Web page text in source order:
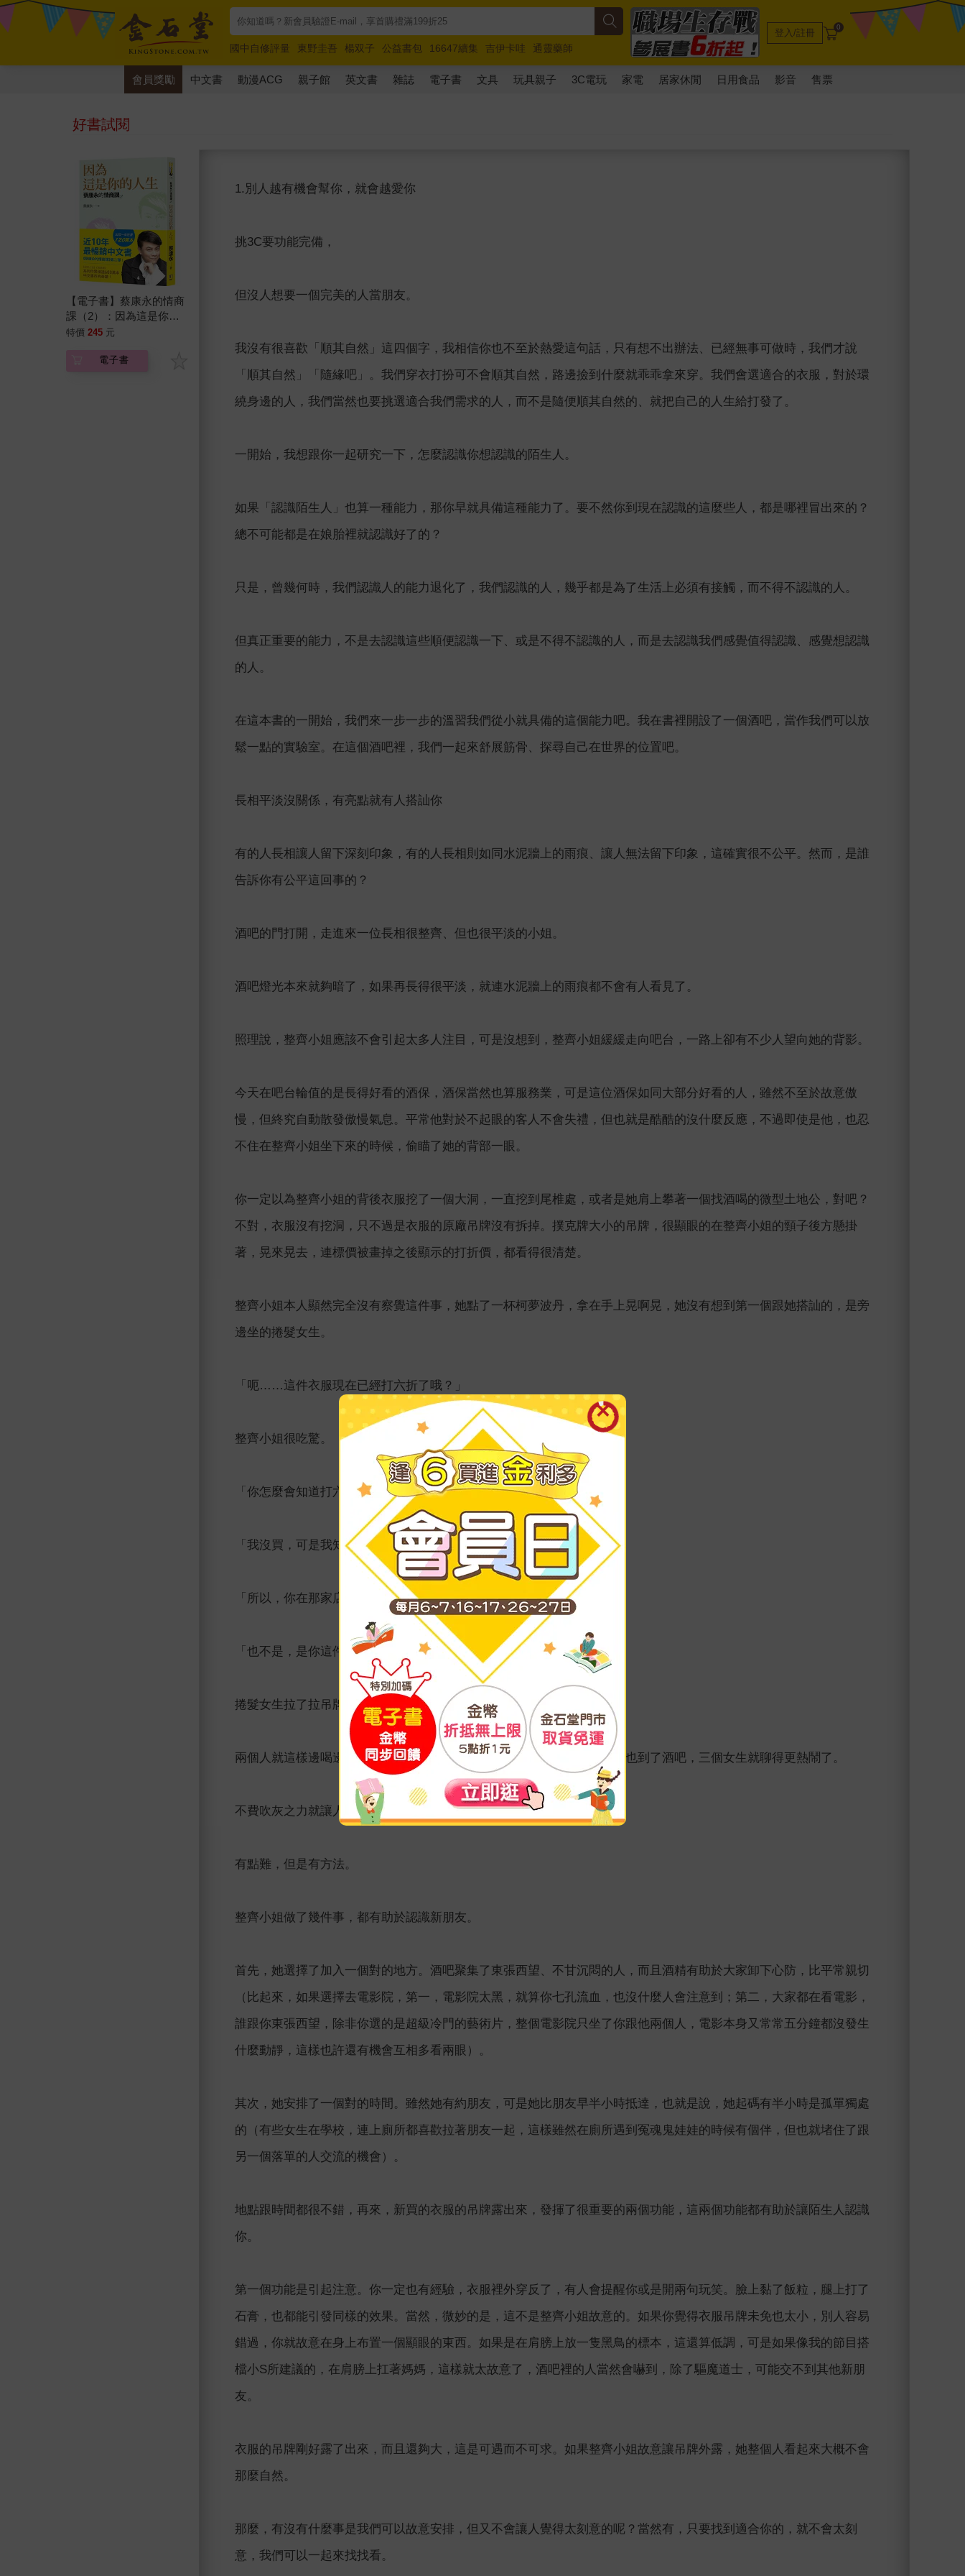
國中自修評量 東野圭吾 楊双子 公益書包 16647續集 吉伊卡哇
通靈藥師
唯紅花綻放
奧德賽 路邊攤新作 馬斯克 玩具總動員5 超慢跑
登入/註冊 0
會員獎勵 中文書 動漫ACG 親子館 英文書 雜誌 電子書 文具 玩具親子 3C電玩 家電 居家休閒 日用食品 影音 售票
好書試閱
【電子書】蔡康永的情商
課（2）：因為這是你的
人生
特價 245 元
電子書
1.別人越有機會幫你，就會越愛你
挑3C要功能完備，
但沒人想要一個完美的人當朋友。
我沒有很喜歡「順其自然」這四個字，我相信你也不至於熱愛這句話，只有想不出辦法、已經無事可做時，我們才說
「順其自然」「隨緣吧」。我們穿衣打扮可不會順其自然，路邊撿到什麼就乖乖拿來穿。我們會選適合的衣服，對於環
繞身邊的人，我們當然也要挑選適合我們需求的人，而不是隨便順其自然的、就把自己的人生給打發了。
一開始，我想跟你一起研究一下，怎麼認識你想認識的陌生人。
如果「認識陌生人」也算一種能力，那你早就具備這種能力了。要不然你到現在認識的這麼些人，都是哪裡冒出來的？
總不可能都是在娘胎裡就認識好了的？
只是，曾幾何時，我們認識人的能力退化了，我們認識的人，幾乎都是為了生活上必須有接觸，而不得不認識的人。
但真正重要的能力，不是去認識這些順便認識一下、或是不得不認識的人，而是去認識我們感覺值得認識、感覺想認識
的人。
在這本書的一開始，我們來一步一步的溫習我們從小就具備的這個能力吧。我在書裡開設了一個酒吧，當作我們可以放
鬆一點的實驗室。在這個酒吧裡，我們一起來舒展筋骨、探尋自己在世界的位置吧。
長相平淡沒關係，有亮點就有人搭訕你
有的人長相讓人留下深刻印象，有的人長相則如同水泥牆上的雨痕、讓人無法留下印象，這確實很不公平。然而，是誰
告訴你有公平這回事的？
酒吧的門打開，走進來一位長相很整齊、但也很平淡的小姐。
酒吧燈光本來就夠暗了，如果再長得很平淡，就連水泥牆上的雨痕都不會有人看見了。
照理說，整齊小姐應該不會引起太多人注目，可是沒想到，整齊小姐緩緩走向吧台，一路上卻有不少人望向她的背影。
今天在吧台輪值的是長得好看的酒保，酒保當然也算服務業，可是這位酒保如同大部分好看的人，雖然不至於故意傲
慢，但終究自動散發傲慢氣息。平常他對於不起眼的客人不會失禮，但也就是酷酷的沒什麼反應，不過即使是他，也忍
不住在整齊小姐坐下來的時候，偷瞄了她的背部一眼。
你一定以為整齊小姐的背後衣服挖了一個大洞，一直挖到尾椎處，或者是她肩上攀著一個找酒喝的微型土地公，對吧？
不對，衣服沒有挖洞，只不過是衣服的原廠吊牌沒有拆掉。撲克牌大小的吊牌，很顯眼的在整齊小姐的頸子後方懸掛
著，晃來晃去，連標價被畫掉之後顯示的打折價，都看得很清楚。
整齊小姐本人顯然完全沒有察覺這件事，她點了一杯柯夢波丹，拿在手上晃啊晃，她沒有想到第一個跟她搭訕的，是旁
邊坐的捲髮女生。
「呃……這件衣服現在已經打六折了哦？」
整齊小姐很吃驚。
「你怎麼會知道打六折？你也買了同一件嗎？」整齊小姐問。
「我沒買，可是我知道啊，原價兩千，六折之後一千二。」
「所以，你在那家店工作？」整齊小姐問。
「也不是，是你這件衣服的吊牌很大，上面的價錢看得一清二楚。」
捲髮女生拉了拉吊牌，整齊小姐才發現，兩個人同時哈哈大笑。
兩個人就這樣邊喝邊聊天，過了半個鐘頭，整齊小姐約好的另外一位朋友也到了酒吧，三個女生就聊得更熱鬧了。
不費吹灰之力就讓人認識你、喜歡你
有點難，但是有方法。
整齊小姐做了幾件事，都有助於認識新朋友。
首先，她選擇了加入一個對的地方。酒吧聚集了東張西望、不甘沉悶的人，而且酒精有助於大家卸下心防，比平常親切
（比起來，如果選擇去電影院，第一，電影院太黑，就算你七孔流血，也沒什麼人會注意到；第二，大家都在看電影，
誰跟你東張西望，除非你選的是超級冷門的藝術片，整個電影院只坐了你跟他兩個人，電影本身又常常五分鐘都沒發生
什麼動靜，這樣也許還有機會互相多看兩眼）。
其次，她安排了一個對的時間。雖然她有約朋友，可是她比朋友早半小時抵達，也就是說，她起碼有半小時是孤單獨處
的（有些女生在學校，連上廁所都喜歡拉著朋友一起，這樣雖然在廁所遇到冤魂鬼娃娃的時候有個伴，但也就堵住了跟
另一個落單的人交流的機會）。
地點跟時間都很不錯，再來，新買的衣服的吊牌露出來，發揮了很重要的兩個功能，這兩個功能都有助於讓陌生人認識
你。
第一個功能是引起注意。你一定也有經驗，衣服裡外穿反了，有人會提醒你或是開兩句玩笑。臉上黏了飯粒，腿上打了
石膏，也都能引發同樣的效果。當然，微妙的是，這不是整齊小姐故意的。如果你覺得衣服吊牌未免也太小，別人容易
錯過，你就故意在身上布置一個顯眼的東西。如果是在肩膀上放一隻黑鳥的標本，這還算低調，可是如果像我的節目搭
檔小S所建議的，在肩膀上扛著媽媽，這樣就太故意了，酒吧裡的人當然會嚇到，除了驅魔道士，可能交不到其他新朋
友。
衣服的吊牌剛好露了出來，而且還夠大，這是可遇而不可求。如果整齊小姐故意讓吊牌外露，她整個人看起來大概不會
那麼自然。
那麼，有沒有什麼事是我們可以故意安排，但又不會讓人覺得太刻意的呢？當然有，只要找到適合你的，就不會太刻
意，我們可以一起來找找看。